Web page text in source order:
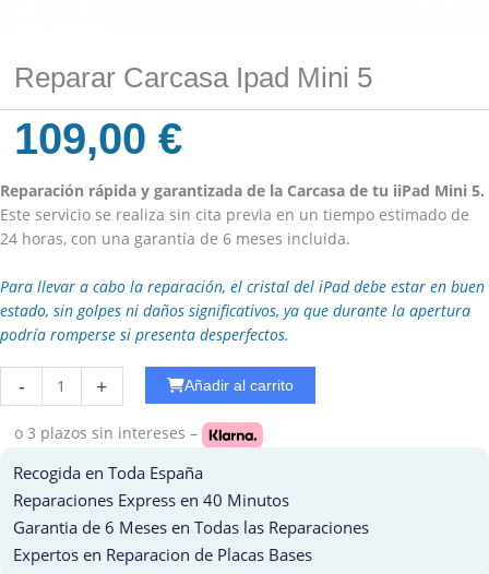
Reparar Carcasa Ipad Mini 5
109,00€
Reparación rápida y garantizada de la Carcasa de tu iiPad Mini 5.
Este servicio se realiza sin cita previa en un tiempo estimado de
24 horas, con una garantía de 6 meses incluida.
Para llevar a cabo la reparación, el cristal del iPad debe estar en buen
estado, sin golpes ni daños significativos, ya que durante la apertura
podría romperse si presenta desperfectos.
-
Cobertura
Ipad
12.9
2020
cantidad
+ Añadir al carrito
o 3 plazos sin intereses –
Recogida en Toda España
Reparaciones Express en 40 Minutos
Garantia de 6 Meses en Todas las Reparaciones
Expertos en Reparacion de Placas Bases